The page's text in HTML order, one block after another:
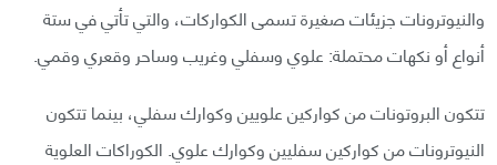
والنيوترونات جزيئات صغيرة تسمى الكواركات، والتي تأتي في ستة
أنواع أو نكهات محتملة: علوي وسفلي وغريب وساحر وقعري وقمي.
تتكون البروتونات من كواركين علويين وكوارك سفلي، بينما تتكون
النيوترونات من كواركين سفليين وكوارك علوي. الكوراكات العلوية